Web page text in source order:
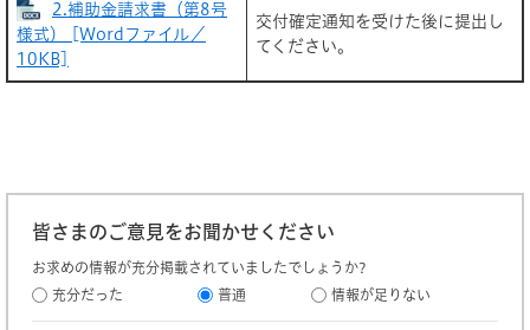
2.補助金請求書（第8号
様式） [Wordファイル／
10KB]
交付確定通知を受けた後に提出し
てください。
皆さまのご意見をお聞かせください
お求めの情報が充分掲載されていましたでしょうか?
充分だった
普通 情報が足りない